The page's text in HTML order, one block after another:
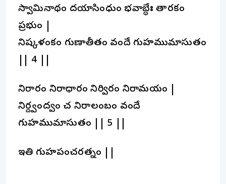
స్వామినాథం దయాసింధుం భవాబ్ధేః తారకం
ప్రభుం |
నిష్కళంకం గుణాతీతం వందే గుహముమాసుతం
|| 4 ||
నిరాకారం నిరాధారం నిర్వికారం నిరామయం |
నిర్ద్వంద్వం చ నిరాలంబం వందే
గుహముమాసుతం || 5 ||
ఇతి గుహపంచరత్నం ||